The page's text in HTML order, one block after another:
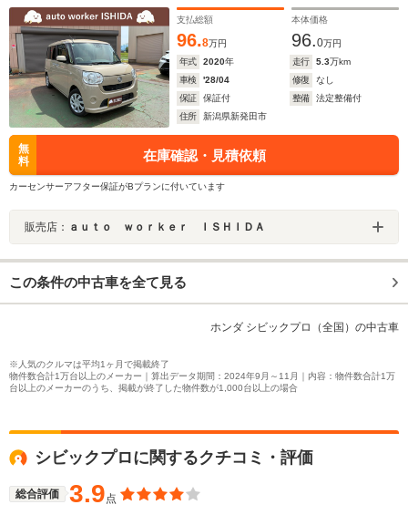
支払総額
96.8万円
本体価格
96.0万円
年式
2020年 走行 5.3万km
車検
'28/04 修復
なし
保証
保証付 整備
法定整備付
住所
新潟県新発田市
無
料
在庫確認・見積依頼
カーセンサーアフター保証がBプランに付いています
販売店： ａｕｔｏ ｗｏｒｋｅｒ ＩＳＨＩＤＡ
この条件の中古車を全て見る
ホンダ シビックプロ（全国）の中古車
※人気のクルマは平均1ヶ月で掲載終了
物件数合計1万台以上のメーカー｜算出データ期間：2024年9月～11月｜内容：物件数合計1万
台以上のメーカーのうち、掲載が終了した物件数が1,000台以上の場合
シビックプロに関するクチコミ・評価
総合評価 3.9点